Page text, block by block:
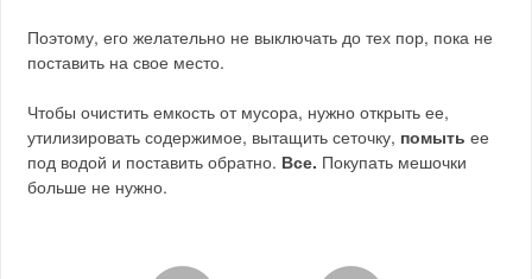
Поэтому, его желательно не выключать до тех пор, пока не
поставить на свое место.
Чтобы очистить емкость от мусора, нужно открыть ее,
утилизировать содержимое, вытащить сеточку, помыть ее
под водой и поставить обратно. Все. Покупать мешочки
больше не нужно.